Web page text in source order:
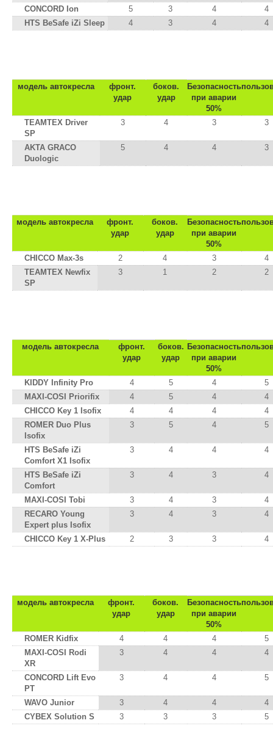
CONCORD Ion 5 3 4
4
HTS BeSafe iZi Sleep
4 3 4 4
модель автокресла
фронт.
удар
боков.
удар
Безопасность
при аварии
50%
TEAMTEX Driver
SP
3 4 3 3
AKTA GRACO
Duologic
5 4 4 3
модель автокресла
фронт.
удар
боков.
удар
Безопасность
при аварии
50%
CHICCO Max-3s 2 4 3
4
TEAMTEX Newfix
SP
3 1 2 2
модель автокресла
фронт.
удар
боков.
удар
Безопасность
при аварии
50%
KIDDY Infinity Pro 4 5 4
5
MAXI-COSI Priorifix
4 5 4
4
CHICCO Key 1 Isofix
4 4 4
4
ROMER Duo Plus
Isofix
3 5 4 5
HTS BeSafe iZi
Comfort X1 Isofix
3 4 4 4
HTS BeSafe iZi
Comfort
3 4 3 4
MAXI-COSI Tobi 3 4 3
4
RECARO Young
Expert plus Isofix
3 4 3 4
CHICCO Key 1 X-Plus 2 3 3 4
модель автокресла
фронт.
удар
боков.
удар
Безопасность
при аварии
50%
ROMER Kidfix 4 4 4
5
MAXI-COSI Rodi
XR
3 4 4 4
CONCORD Lift Evo
PT
3 4 4 5
WAVO Junior 3 4 4
4
CYBEX Solution S
3 3 3 5